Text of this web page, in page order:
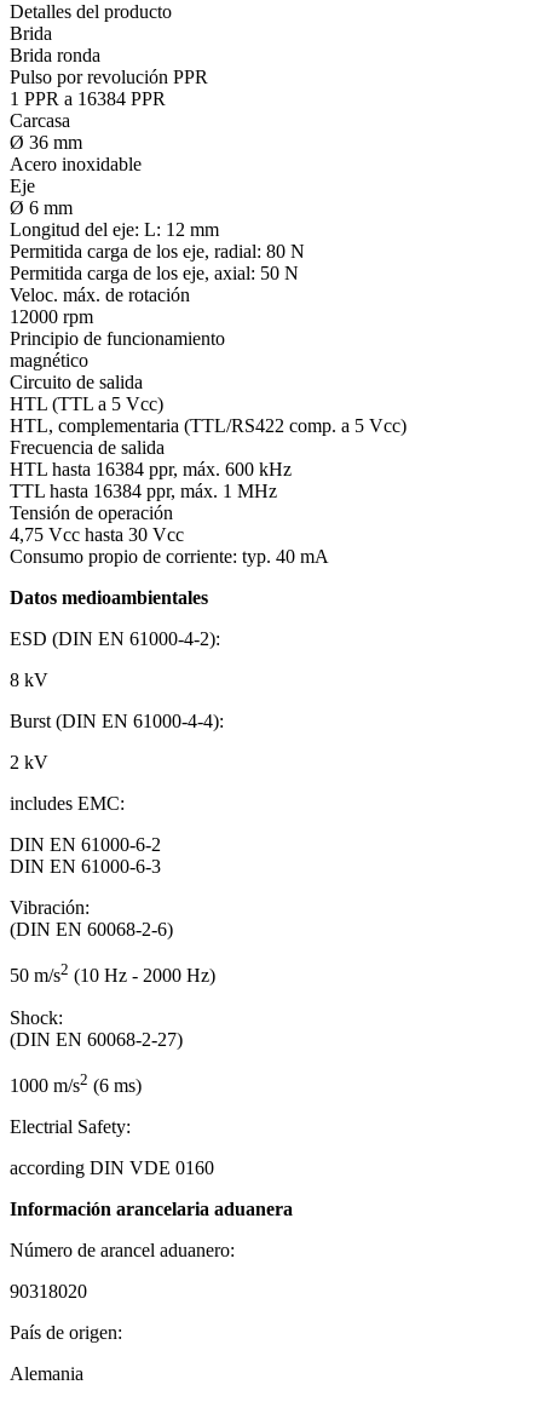
Detalles del producto
Brida
Brida ronda
Pulso por revolución PPR
1 PPR a 16384 PPR
Carcasa
Ø 36 mm
Acero inoxidable
Eje
Ø 6 mm
Longitud del eje: L: 12 mm
Permitida carga de los eje, radial: 80 N
Permitida carga de los eje, axial: 50 N
Veloc. máx. de rotación
12000 rpm
Principio de funcionamiento
magnético
Circuito de salida
HTL (TTL a 5 Vcc)
HTL, complementaria (TTL/RS422 comp. a 5 Vcc)
Frecuencia de salida
HTL hasta 16384 ppr, máx. 600 kHz
TTL hasta 16384 ppr, máx. 1 MHz
Tensión de operación
4,75 Vcc hasta 30 Vcc
Consumo propio de corriente: typ. 40 mA
Datos medioambientales
ESD (DIN EN 61000-4-2):
8 kV
Burst (DIN EN 61000-4-4):
2 kV
includes EMC:
DIN EN 61000-6-2
DIN EN 61000-6-3
Vibración:
(DIN EN 60068-2-6)
50 m/s2 (10 Hz - 2000 Hz)
Shock:
(DIN EN 60068-2-27)
1000 m/s2 (6 ms)
Electrial Safety:
according DIN VDE 0160
Información arancelaria aduanera
Número de arancel aduanero:
90318020
País de origen:
Alemania